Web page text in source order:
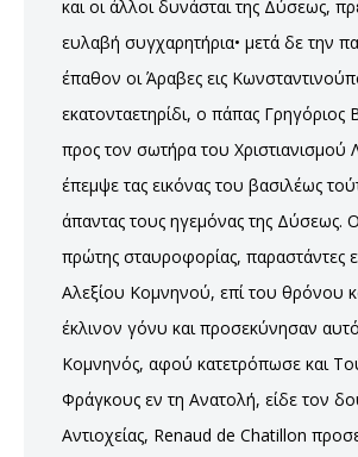
και οι άλλοι δυνάσται της Δύσεως,
ευλαβή συγχαρητήρια• μετά δε την
έπαθον οι Άραβες εις
εκατονταετηρίδι, ο πάπας
προς τον σωτήρα του Χριστιανισμού
έπεμψε τας εικόνας του βασιλέως
άπαντας τους ηγεμόνας της Δύσεως.
πρώτης σταυροφορίας, παραστάντες
Αλεξίου Κομνηνού, επί του θρόνου
έκλινον γόνυ και προσεκύνησαν
Κομνηνός, αφού κατετρόπωσε και
Φράγκους εν τη Ανατολή, είδε τον
Αντιοχείας, Renaud de Chatillon